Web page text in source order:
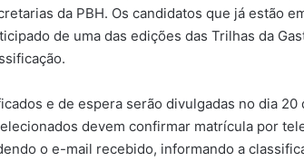
da PBH. Os candidatos que já estão
de uma das edições das Trilhas da
e de espera serão divulgadas no dia 20
devem confirmar matrícula por
o e-mail recebido, informando a